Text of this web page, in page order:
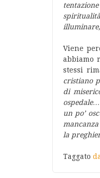
Viene
abbiamo
stessi
cristiano
di
un po’
la
Taggato